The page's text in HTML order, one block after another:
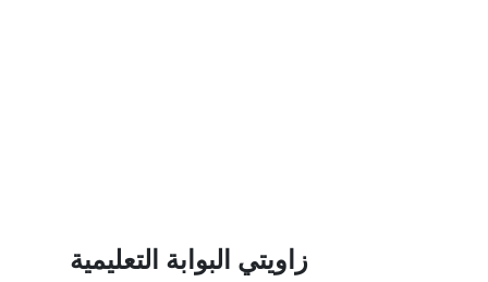
زاويتي البوابة التعليمية